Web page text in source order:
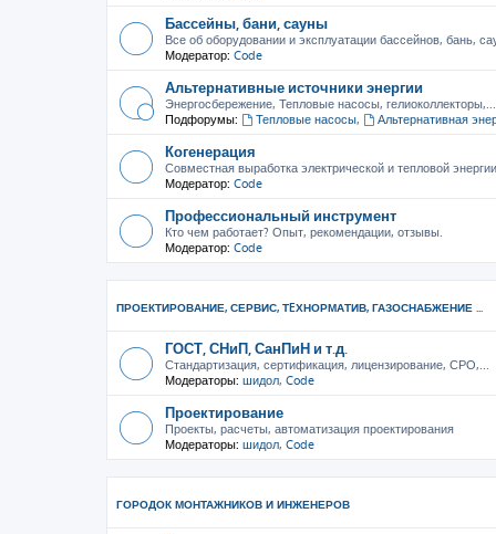
Бассейны, бани, сауны
Все об оборудовании и эксплуатации бассейнов, бань,
Модератор: Code
Альтернативные источники энергии
Энергосбережение, Тепловые насосы, гелиоколлекторы,...
Подфорумы:
Тепловые насосы, Альтернативная
Когенерация
Совместная выработка электрической и тепловой энергии
Модератор: Code
Профессиональный инструмент
Кто чем работает? Опыт, рекомендации, отзывы.
Модератор: Code
ПРОЕКТИРОВАНИЕ, СЕРВИС, ТEХНОРМАТИВ, ГАЗОСНАБЖЕНИЕ ...
ГОСТ, СНиП, СанПиН и т.д.
Стандартизация, сертификация, лицензирование, СРО,...
Модераторы: шидол, Code
Проектирование
Проекты, расчеты, автоматизация проектирования
Модераторы: шидол, Code
ГОРОДОК МОНТАЖНИКОВ И ИНЖЕНЕРОВ